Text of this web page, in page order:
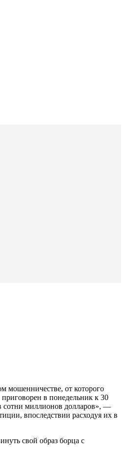
мошенничестве, от которого
в понедельник к 30
сотни миллионов долларов», —
впоследствии расходуя их в
свой образ борца с